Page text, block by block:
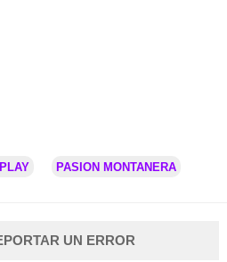
PASION MONTANERA
UN ERROR